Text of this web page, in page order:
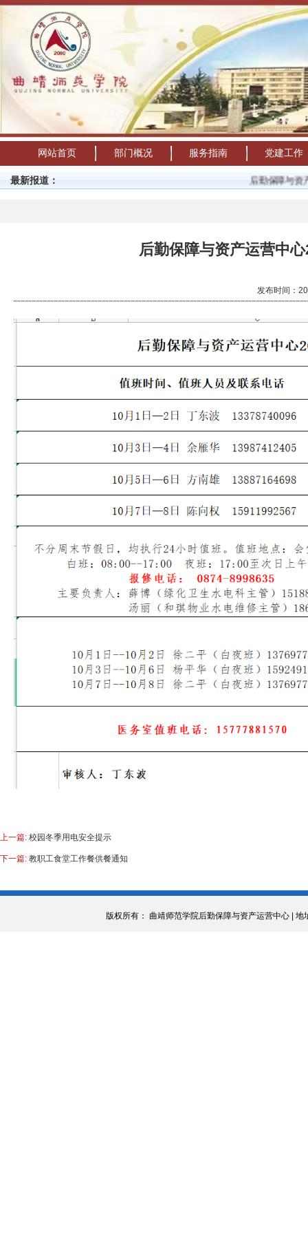
网站首页 部门概况 服务指南 党建工作
最新报道： 后勤保障与资
后勤保障与资产运营中
发布时间：
上一篇: 校园冬季用电安全提示
下一篇: 教职工食堂工作餐供餐通知
版权所有： 曲靖师范学院后勤保障与资产运营中心 |